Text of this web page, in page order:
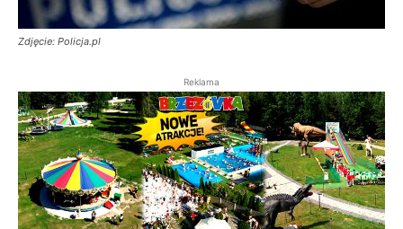
Zdjęcie: Policja.pl
Reklama